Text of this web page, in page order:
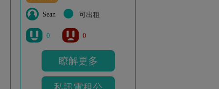
Sean 可出租
0 0
瞭解更多